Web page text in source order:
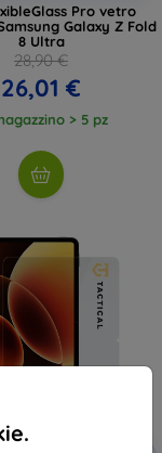
Pro vetro
Galaxy Z Fold
8 Ultra
28,90 €
26,01 €
> 5 pz